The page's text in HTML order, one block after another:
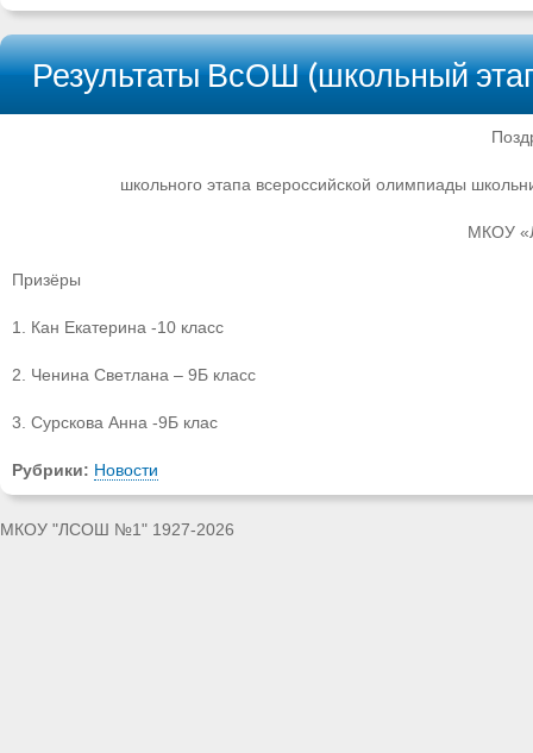
Результаты ВсОШ (школьный
школьного этапа всероссийской олимпиады
МКОУ
Призёры
1. Кан Екатерина -10 класс
2. Ченина Светлана – 9Б класс
3. Сурскова Анна -9Б клас
Рубрики: Новости
МКОУ "ЛСОШ №1" 1927-2026